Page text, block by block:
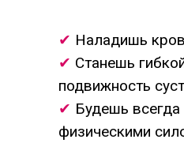
✔ Наладишь
✔ Станешь
подвижность
✔ Будешь
физическими